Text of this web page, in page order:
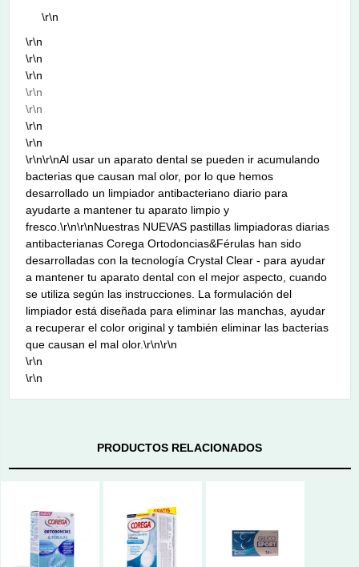
\r\n
\r\n
\r\n
\r\n
\r\n
\r\n
\r\n
\r\n
\r\n\r\nAl usar un aparato dental se pueden ir acumulando
bacterias que causan mal olor, por lo que hemos
desarrollado un limpiador antibacteriano diario para
ayudarte a mantener tu aparato limpio y
fresco.\r\n\r\nNuestras NUEVAS pastillas limpiadoras diarias
antibacterianas Corega Ortodoncias&Férulas han sido
desarrolladas con la tecnología Crystal Clear - para ayudar
a mantener tu aparato dental con el mejor aspecto, cuando
se utiliza según las instrucciones. La formulación del
limpiador está diseñada para eliminar las manchas, ayudar
a recuperar el color original y también eliminar las bacterias
que causan el mal olor.\r\n\r\n
\r\n
\r\n
PRODUCTOS RELACIONADOS